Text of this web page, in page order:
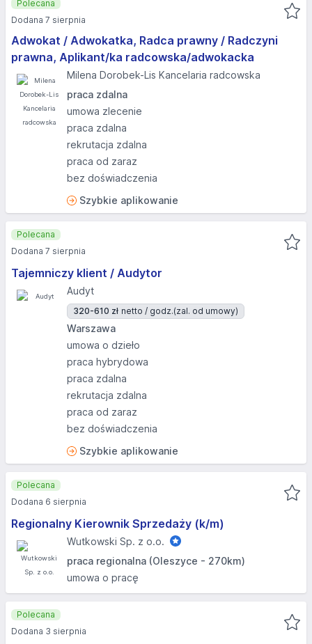
Adwokat / Adwokatka, Radca prawny / Radczyni
prawna, Aplikant/ka radcowska/adwokacka
Milena Dorobek-Lis Kancelaria radcowska
praca zdalna
umowa zlecenie
praca zdalna
rekrutacja zdalna
praca od zaraz
bez doświadczenia
Szybkie aplikowanie
Polecana
Dodana 7 sierpnia
Tajemniczy klient / Audytor
Audyt
320-610 zł netto / godz.(zal. od umowy)
Warszawa
umowa o dzieło
praca hybrydowa
praca zdalna
rekrutacja zdalna
praca od zaraz
bez doświadczenia
Szybkie aplikowanie
Polecana
Dodana 7 sierpnia
Regionalny Kierownik Sprzedaży (k/m)
Wutkowski Sp. z o.o.
praca regionalna (Oleszyce - 270km)
umowa o pracę
Polecana
Dodana 6 sierpnia
Polecana
Dodana 3 sierpnia